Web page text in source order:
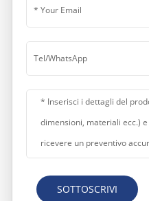
SOTTOSCRIVI